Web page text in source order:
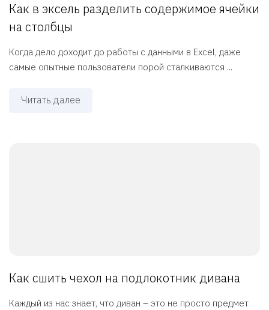
Как в эксель разделить содержимое ячейки
на столбцы
Когда дело доходит до работы с данными в Excel, даже
самые опытные пользователи порой сталкиваются ...
Читать далее
Как сшить чехол на подлокотник дивана
Каждый из нас знает, что диван – это не просто предмет